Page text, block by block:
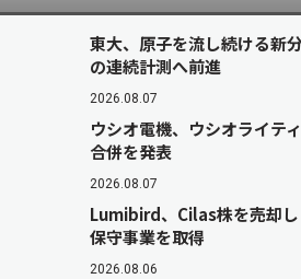
東大、原子を流し続ける
の連続計測へ前進
2026.08.07
ウシオ電機、ウシオライテ
合併を発表
2026.08.07
Lumibird、Cilas株を売却
保守事業を取得
2026.08.06